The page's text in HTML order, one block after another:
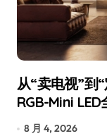
从“卖电视”到
RGB-Mini
8 月 4, 2026